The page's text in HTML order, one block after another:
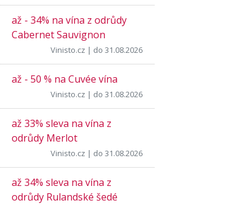
až - 34% na vína z odrůdy
Cabernet Sauvignon
Vinisto.cz | do 31.08.2026
až - 50 % na Cuvée vína
Vinisto.cz | do 31.08.2026
až 33% sleva na vína z
odrůdy Merlot
Vinisto.cz | do 31.08.2026
až 34% sleva na vína z
odrůdy Rulandské šedé